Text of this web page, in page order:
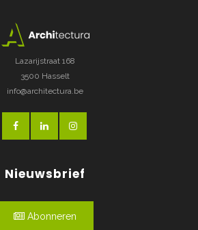
Lazarijstraat 168
3500 Hasselt
info@architectura.be
Nieuwsbrief
Abonneren